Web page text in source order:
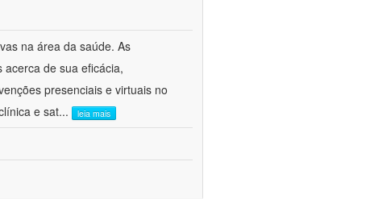
na área da saúde. As
de sua eficácia,
presenciais e virtuais no
e sat... leia mais